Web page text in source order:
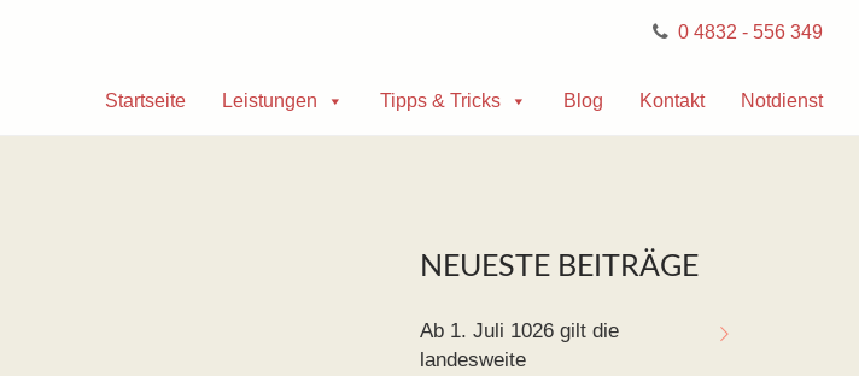
0 4832 - 556 349
Startseite Leistungen Tipps & Tricks Blog Kontakt Notdienst
NEUESTE BEITRÄGE
Ab 1. Juli 1026 gilt die
landesweite